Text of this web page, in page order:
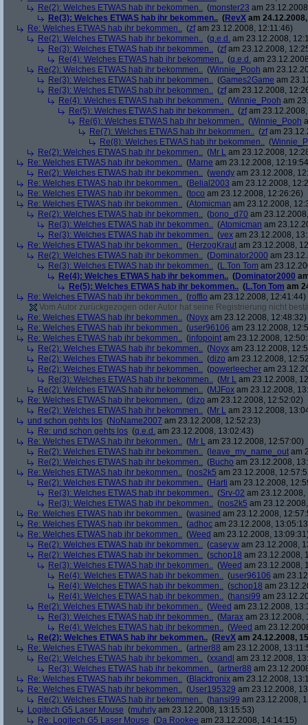
Re(2): Welches ETWAS hab ihr bekommen.. (monster23 am
Re(3): Welches ETWAS hab ihr bekommen.. (RevX am
Re: Welches ETWAS hab ihr bekommen.. (zfam 23.12.2008, 12:11:46)
Re(2): Welches ETWAS hab ihr bekommen.. (q.e.d. am 23.12.2008,
Re(3): Welches ETWAS hab ihr bekommen.. (zfam 23.12.2008,
Re(4): Welches ETWAS hab ihr bekommen.. (q.e.d. am
Re(2): Welches ETWAS hab ihr bekommen.. (Winnie_Pooh am
Re(3): Welches ETWAS hab ihr bekommen.. (Games2Game am
Re(3): Welches ETWAS hab ihr bekommen.. (zfam 23.12.2008,
Re(4): Welches ETWAS hab ihr bekommen.. (Winnie_Pooh am
Re(5): Welches ETWAS hab ihr bekommen.. (zfam
Re(6): Welches ETWAS hab ihr bekommen.. (Winnie_Pooh
Re(7): Welches ETWAS hab ihr bekommen.. (zfam
Re(8): Welches ETWAS hab ihr bekommen.. (
Re(2): Welches ETWAS hab ihr bekommen.. (Mr L am 23.12.2008,
Re: Welches ETWAS hab ihr bekommen.. (Marne am 23.12.2008,
Re(2): Welches ETWAS hab ihr bekommen.. (wendy am 23.12.2008,
Re: Welches ETWAS hab ihr bekommen.. (Belial2003 am 23.12.2008,
Re: Welches ETWAS hab ihr bekommen.. (toco am 23.12.2008, 12:26:26)
Re: Welches ETWAS hab ihr bekommen.. (Atomicman am 23.12.2008,
Re(2): Welches ETWAS hab ihr bekommen.. (bono_d70 am
Re(3): Welches ETWAS hab ihr bekommen.. (Atomicman am
Re(3): Welches ETWAS hab ihr bekommen.. (vex am 23.12.2008,
Re: Welches ETWAS hab ihr bekommen.. (HerzogKraut am 23.12.2008,
Re(2): Welches ETWAS hab ihr bekommen.. (Dominator2000 am
Re(3): Welches ETWAS hab ihr bekommen.. (L.Ton Tom am
Re(4): Welches ETWAS hab ihr bekommen.. (Dominator2000
Re(5): Welches ETWAS hab ihr bekommen.. (L.Ton Tom am
Re: Welches ETWAS hab ihr bekommen.. (rofflo am 23.12.2008, 12:41:44)
Vom Autor zurückgezogen oder Autor hat seine Registrierung nicht
Re: Welches ETWAS hab ihr bekommen.. (Noyx am 23.12.2008, 12:48:32)
Re: Welches ETWAS hab ihr bekommen.. (user96106 am 23.12.2008,
Re: Welches ETWAS hab ihr bekommen.. (infopoint am 23.12.2008,
Re(2): Welches ETWAS hab ihr bekommen.. (Noyx am 23.12.2008,
Re(2): Welches ETWAS hab ihr bekommen.. (dizo am 23.12.2008,
Re(2): Welches ETWAS hab ihr bekommen.. (powerleecher am
Re(3): Welches ETWAS hab ihr bekommen.. (Mr L am 23.12.2008,
Re(2): Welches ETWAS hab ihr bekommen.. (MJFox am 23.12.2008,
Re: Welches ETWAS hab ihr bekommen.. (dizo am 23.12.2008, 12:52:02)
Re(2): Welches ETWAS hab ihr bekommen.. (Mr L am 23.12.2008,
und schon gehts los (NoName2007 am 23.12.2008, 12:52:23)
Re: und schon gehts los (q.e.d. am 23.12.2008, 13:02:43)
Re: Welches ETWAS hab ihr bekommen.. (Mr L am 23.12.2008, 12:57:00)
Re(2): Welches ETWAS hab ihr bekommen.. ( leave_my_name_out am
Re(2): Welches ETWAS hab ihr bekommen.. (Bucho am 23.12.2008,
Re: Welches ETWAS hab ihr bekommen.. (nos2k5 am 23.12.2008,
Re(2): Welches ETWAS hab ihr bekommen.. (Harti am 23.12.2008,
Re(3): Welches ETWAS hab ihr bekommen.. (Srv-02 am 23.12.2008,
Re(3): Welches ETWAS hab ihr bekommen.. (nos2k5 am
Re: Welches ETWAS hab ihr bekommen.. (wasined am 23.12.2008,
Re: Welches ETWAS hab ihr bekommen.. (adhoc am 23.12.2008,
Re: Welches ETWAS hab ihr bekommen.. (Weed am 23.12.2008,
Re(2): Welches ETWAS hab ihr bekommen.. (casey.w am 23.12.2008,
Re(2): Welches ETWAS hab ihr bekommen.. (schop18 am 23.12.2008,
Re(3): Welches ETWAS hab ihr bekommen.. (Weed am 23.12.2008,
Re(4): Welches ETWAS hab ihr bekommen.. (user96106 am
Re(4): Welches ETWAS hab ihr bekommen.. (schop18 am
Re(4): Welches ETWAS hab ihr bekommen.. (hansi99 am
Re(2): Welches ETWAS hab ihr bekommen.. (Weed am 23.12.2008,
Re(3): Welches ETWAS hab ihr bekommen.. (Marax am 23.12.2008,
Re(4): Welches ETWAS hab ihr bekommen.. (Weed am
Re(2): Welches ETWAS hab ihr bekommen.. (RevX am 24.12.2008,
Re: Welches ETWAS hab ihr bekommen.. (artner88 am 23.12.2008,
Re(2): Welches ETWAS hab ihr bekommen.. (xxandl am 23.12.2008,
Re(3): Welches ETWAS hab ihr bekommen.. (artner88 am
Re: Welches ETWAS hab ihr bekommen.. (Blacktronix am 23.12.2008,
Re: Welches ETWAS hab ihr bekommen.. (User195329 am 23.12.2008,
Re(2): Welches ETWAS hab ihr bekommen.. (hansi99 am 23.12.2008,
Logitech G5 Laser Mouse (muhrly am 23.12.2008, 13:15:53)
Re: Logitech G5 Laser Mouse (Da Rookee am 23.12.2008, 14:14:15)